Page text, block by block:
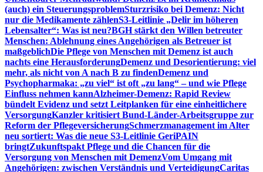
(auch) ein SteuerungsproblemSturzrisiko bei Demenz: Nicht
nur die Medikamente zählenS3-Leitlinie „Delir im höheren
Lebensalter“: Was ist neu?BGH stärkt den Willen betreuter
Menschen: Ablehnung eines Angehörigen als Betreuer ist
maßgeblichDie Pflege von Menschen mit Demenz ist auch
nachts eine HerausforderungDemenz und Desorientierung: viel
mehr, als nicht von A nach B zu findenDemenz und
Psychopharmaka: „zu viel“ ist oft „zu lang“ – und wie Pflege
Einfluss nehmen kannAlzheimer-Demenz: Rapid Review
bündelt Evidenz und setzt Leitplanken für eine einheitlichere
VersorgungKanzler kritisiert Bund-Länder-Arbeitsgruppe zur
Reform der PflegeversicherungSchmerzmanagement im Alter
neu sortiert: Was die neue S3-Leitlinie GeriPAIN
bringtZukunftspakt Pflege und die Chancen für die
Versorgung von Menschen mit DemenzVom Umgang mit
Angehörigen: zwischen Verständnis und VerteidigungCaritas